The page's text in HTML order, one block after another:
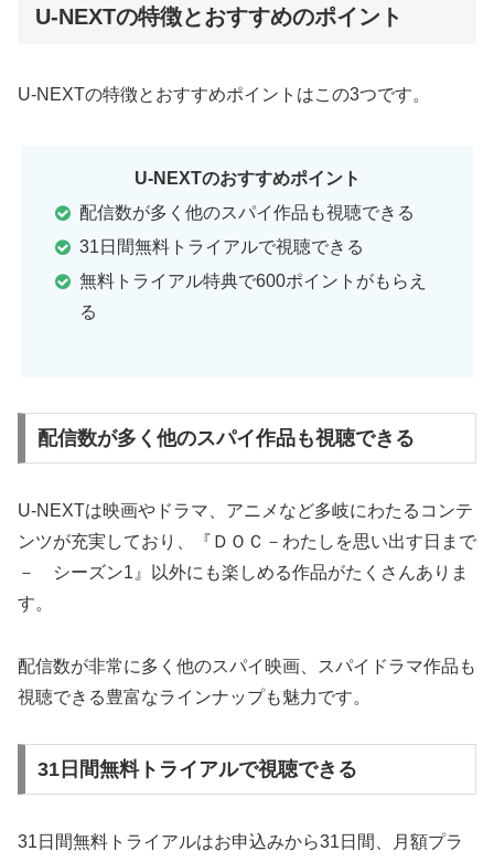
U-NEXTの特徴とおすすめのポイント
U-NEXTの特徴とおすすめポイントはこの3つです。
U-NEXTのおすすめポイント
配信数が多く他のスパイ作品も視聴できる
31日間無料トライアルで視聴できる
無料トライアル特典で600ポイントがもらえ
る
配信数が多く他のスパイ作品も視聴できる
U-NEXTは映画やドラマ、アニメなど多岐にわたるコンテ
ンツが充実しており、『ＤＯＣ－わたしを思い出す日まで
－ シーズン1』以外にも楽しめる作品がたくさんありま
す。
配信数が非常に多く他のスパイ映画、スパイドラマ作品も
視聴できる豊富なラインナップも魅力です。
31日間無料トライアルで視聴できる
31日間無料トライアルはお申込みから31日間、月額プラ